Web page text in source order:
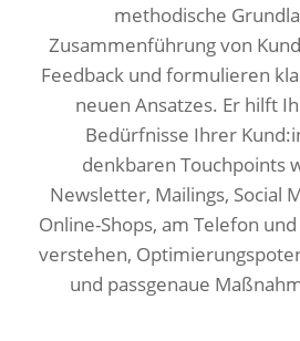
methodische
Zusammenführung von
Feedback und formulieren
neuen Ansatzes. Er hilft
Bedürfnisse Ihrer
denkbaren Touchpoints
Newsletter, Mailings, Social
Online-Shops, am Telefon
verstehen,
und passgenaue